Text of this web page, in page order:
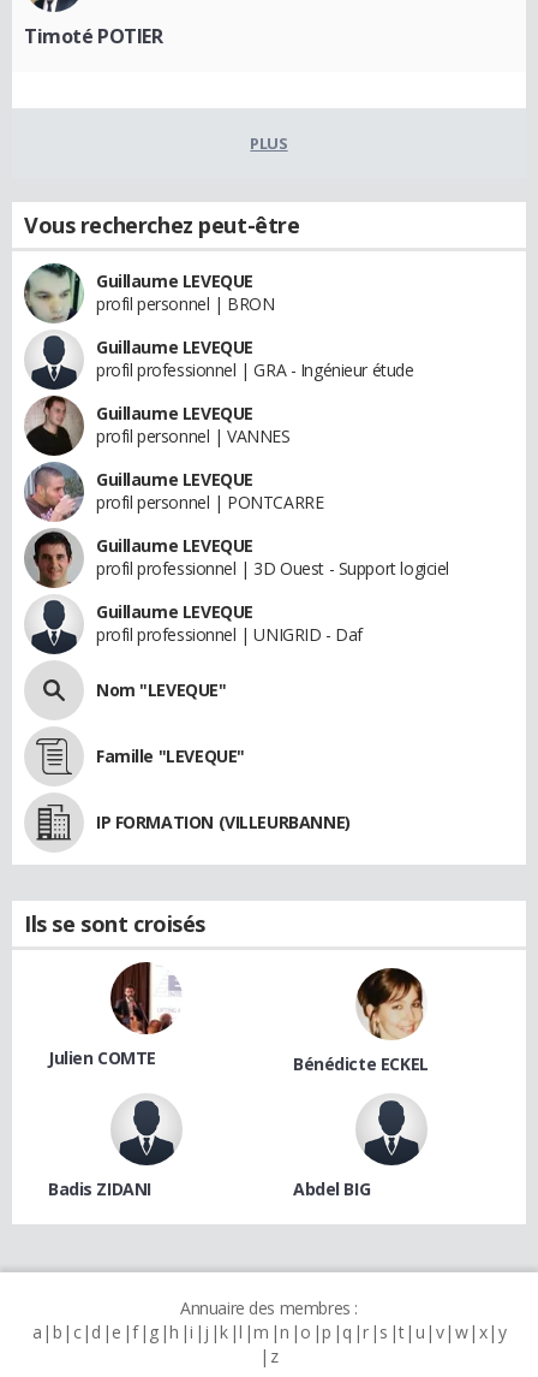
Timoté POTIER
PLUS
Vous recherchez peut-être
Guillaume LEVEQUE
profil personnel | BRON
Guillaume LEVEQUE
profil professionnel | GRA - Ingénieur étude
Guillaume LEVEQUE
profil personnel | VANNES
Guillaume LEVEQUE
profil personnel | PONTCARRE
Guillaume LEVEQUE
profil professionnel | 3D Ouest - Support logiciel
Guillaume LEVEQUE
profil professionnel | UNIGRID - Daf
Nom "LEVEQUE"
Famille "LEVEQUE"
IP FORMATION (VILLEURBANNE)
Ils se sont croisés
Julien COMTE Bénédicte ECKEL
Badis ZIDANI Abdel BIG
Annuaire des membres :
a b c d e f g h i j k l m n o p q r s t u v w x y
z